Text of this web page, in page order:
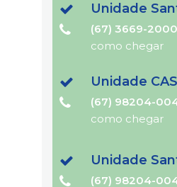
Unidade
(67) 3669-
como chegar
Unidade
(67) 98204-
como chegar
Unidade
(67) 98204-